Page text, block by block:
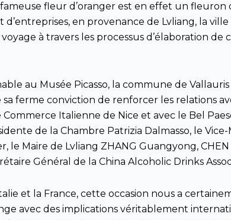
fleur d’oranger est en effet un fleuron
en provenance de Lvliang, la
à travers les processus d’élaboration
au Musée Picasso, la commune de Vallauris
ferme conviction de renforcer les relations
Italienne de Nice et avec le Bel
de la Chambre Patrizia Dalmasso, le Vice-
Maire de Lvliang ZHANG Guangyong, CHEN
Général de la China Alcoholic Drinks
et la France, cette occasion nous a
avec des implications véritablement